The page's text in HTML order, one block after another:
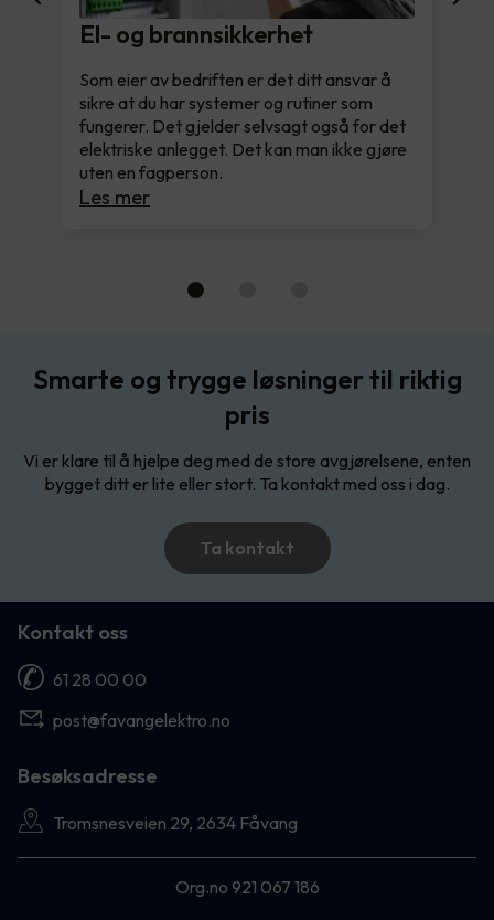
El- og brannsikkerhet
Som eier av bedriften er det ditt ansvar å
sikre at du har systemer og rutiner som
fungerer. Det gjelder selvsagt også for det
elektriske anlegget. Det kan man ikke gjøre
uten en fagperson.
Les mer
Smarte og trygge løsninger til riktig
pris
Vi er klare til å hjelpe deg med de store avgjørelsene, enten
bygget ditt er lite eller stort. Ta kontakt med oss i dag.
Ta kontakt
Kontakt oss
61 28 00 00
post@favangelektro.no
Besøksadresse
Tromsnesveien 29, 2634 Fåvang
Org.no 921 067 186